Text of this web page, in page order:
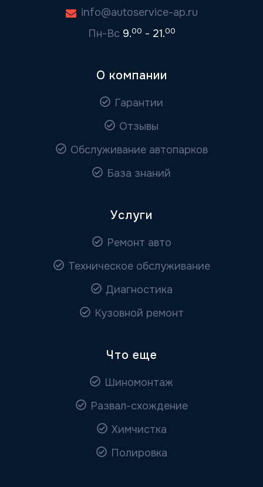
info@autoservice-ap.ru
Пн-Вс 9.00 - 21.00
О компании
Гарантии
Отзывы
Обслуживание автопарков
База знаний
Услуги
Ремонт авто
Техническое обслуживание
Диагностика
Кузовной ремонт
Что еще
Шиномонтаж
Развал-схождение
Химчистка
Полировка